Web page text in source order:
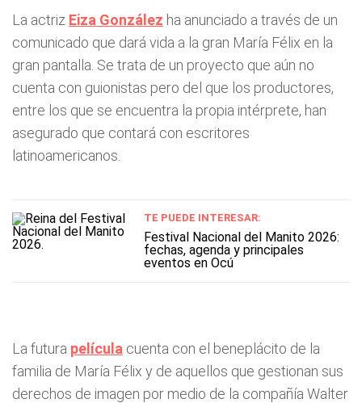
La actriz Eiza González ha anunciado a través de un
comunicado que dará vida a la gran María Félix en la
gran pantalla. Se trata de un proyecto que aún no
cuenta con guionistas pero del que los productores,
entre los que se encuentra la propia intérprete, han
asegurado que contará con escritores
latinoamericanos.
TE PUEDE INTERESAR:
Festival Nacional del Manito 2026:
fechas, agenda y principales
eventos en Ocú
La futura película cuenta con el beneplácito de la
familia de María Félix y de aquellos que gestionan sus
derechos de imagen por medio de la compañía Walter